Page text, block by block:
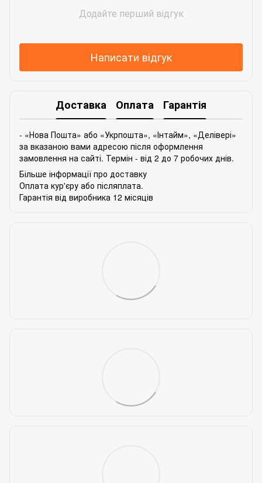
Додайте перший відгук
Написати відгук
Доставка Оплата Гарантія
- «Нова Пошта» або «Укрпошта», «Інтайм», «Делівері»
за вказаною вами адресою після оформлення
замовлення на сайті. Термін - від 2 до 7 робочих днів.
Більше інформації про доставку
Оплата кур'єру або післяплата.
Гарантія від виробника 12 місяців